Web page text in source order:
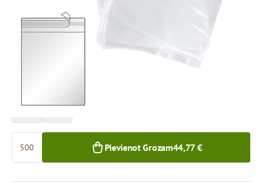
Cena par 500 gab.
Pievienot Grozam44,77 €